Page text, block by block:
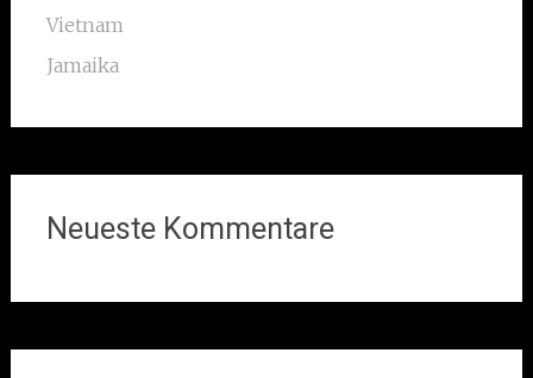
Vietnam
Jamaika
Neueste Kommentare